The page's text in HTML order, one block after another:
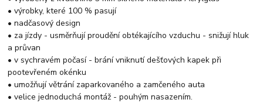
• výrobky, které 100 % pasují
• nadčasový design
• za jízdy - usměrňují proudění obtékajícího vzduchu - snižují hluk
a průvan
• v sychravém počasí - brání vniknutí dešťových kapek při
pootevřeném okénku
• umožňují větrání zaparkovaného a zamčeného auta
• velice jednoduchá montáž - pouhým nasazením.